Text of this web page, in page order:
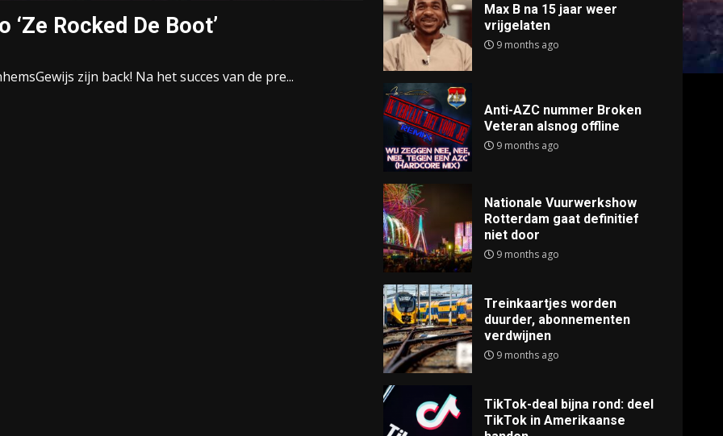
Rocked De Boot’
zijn back! Na het succes van de pre...
Max B na 15 jaar weer
vrijgelaten
9 months ago
Anti-AZC nummer Broken
Veteran alsnog offline
9 months ago
Nationale Vuurwerkshow
Rotterdam gaat definitief
niet door
9 months ago
Treinkaartjes worden
duurder, abonnementen
verdwijnen
9 months ago
TikTok-deal bijna rond: deel
TikTok in Amerikaanse